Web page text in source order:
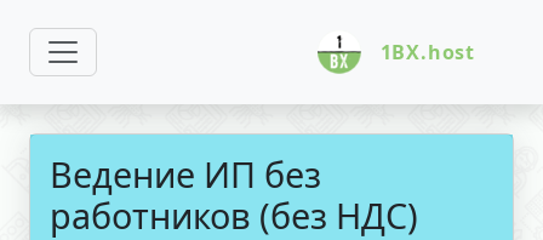
1BX.host
Ведение ИП без
работников (без НДС)